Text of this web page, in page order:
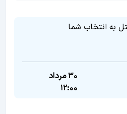
به انتخاب شما
30 مرداد
12:00